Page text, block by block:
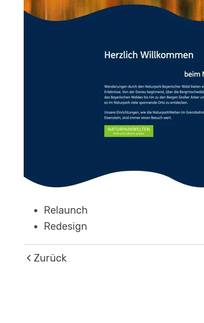
Relaunch
Redesign
Zurück